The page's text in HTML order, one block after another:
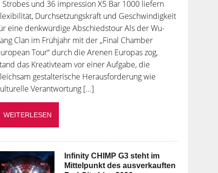
Strobes und 36 impression X5 Bar 1000 liefern
Durchsetzungskraft und Geschwindigkeit
eine denkwürdige Abschiedstour Als der Wu-
Clan im Frühjahr mit der „Final Chamber
Tour“ durch die Arenen Europas zog,
das Kreativteam vor einer Aufgabe, die
gestalterische Herausforderung wie
Verantwortung [...]
WEITERLESEN
Infinity CHIMP G3 steht im
Mittelpunkt des ausverkauften